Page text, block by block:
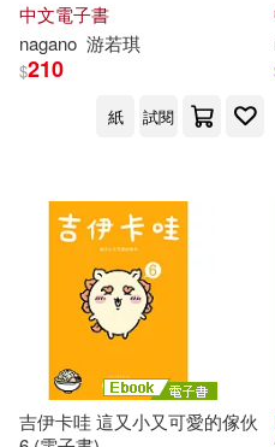
Jennifer (ILT)/
Kent/ Kloepfer(1)
Kiichi (EDT)/ Nagano(1)
Kozo(1)
中文電子書
nagano 游若琪
$210
紙 試閱
吉伊卡哇 這又小又可愛的傢伙